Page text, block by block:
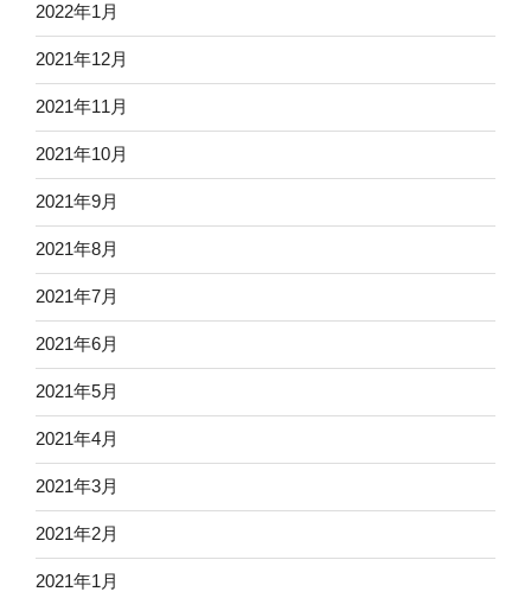
2022年1月
2021年12月
2021年11月
2021年10月
2021年9月
2021年8月
2021年7月
2021年6月
2021年5月
2021年4月
2021年3月
2021年2月
2021年1月